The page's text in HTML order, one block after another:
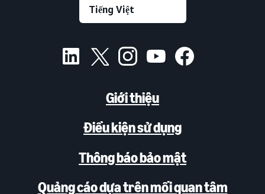
Giới thiệu
Điều kiện sử dụng
Thông báo bảo mật
Quảng cáo dựa trên mối quan tâm